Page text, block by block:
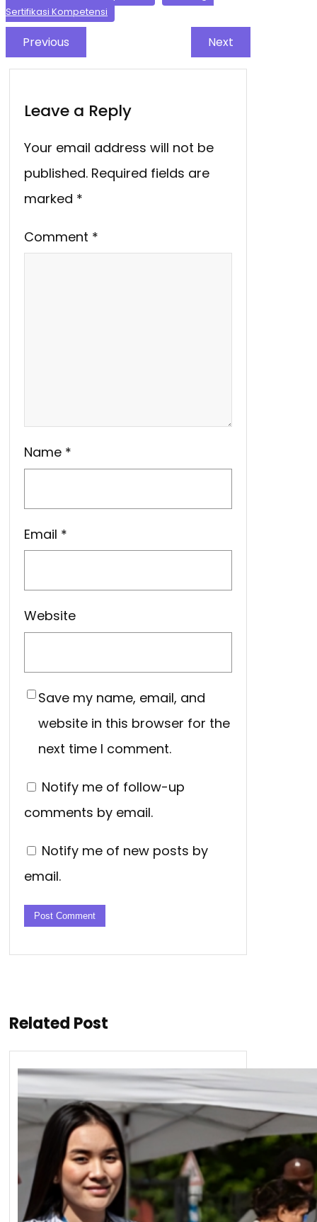
Sertifikasi Kompetensi
Previous Next
Leave a Reply
Your email address will not be
published. Required fields are
marked *
Comment *
Name *
Email *
Website
Save my name, email, and
website in this browser for the
next time I comment.
Notify me of follow-up
comments by email.
Notify me of new posts by
email.
Related Post